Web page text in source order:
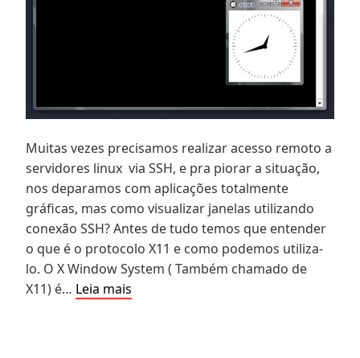
Muitas vezes precisamos realizar acesso remoto a
servidores linux via SSH, e pra piorar a situação,
nos deparamos com aplicações totalmente
gráficas, mas como visualizar janelas utilizando
conexão SSH? Antes de tudo temos que entender
o que é o protocolo X11 e como podemos utiliza-
lo. O X Window System ( Também chamado de
X11) é… Leia mais